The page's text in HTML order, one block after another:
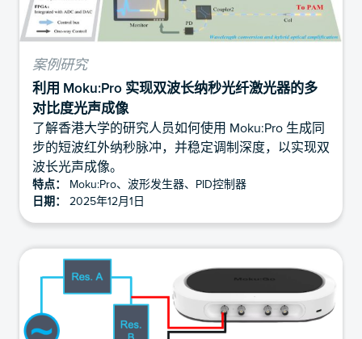
案例研究
利用 Moku:Pro 实现双波长纳秒光纤激光器的多
对比度光声成像
了解香港大学的研究人员如何使用 Moku:Pro 生成同
步的短波红外纳秒脉冲，并稳定调制深度，以实现双
波长光声成像。
特点：
Moku:Pro、波形发生器、PID控制器
日期：
2025年12月1日